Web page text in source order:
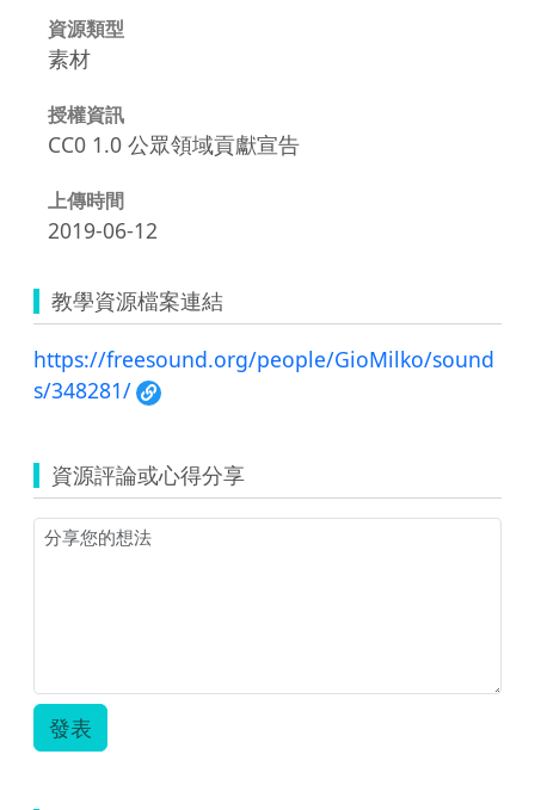
資源類型
素材
授權資訊
CC0 1.0 公眾領域貢獻宣告
上傳時間
2019-06-12
教學資源檔案連結
https://freesound.org/people/GioMilko/sound
s/348281/
資源評論或心得分享
發表